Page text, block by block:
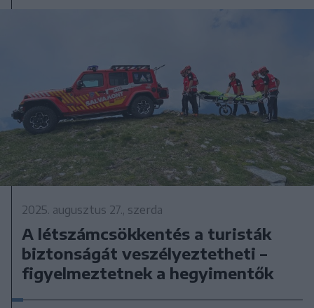
2025. augusztus 27., szerda
A létszámcsökkentés a turisták
biztonságát veszélyeztetheti –
figyelmeztetnek a hegyimentők